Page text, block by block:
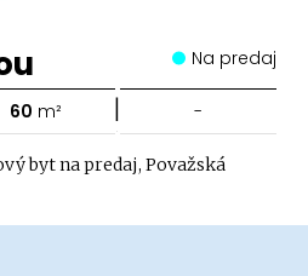
Na predaj
60 m² | -
byt na predaj, Považská